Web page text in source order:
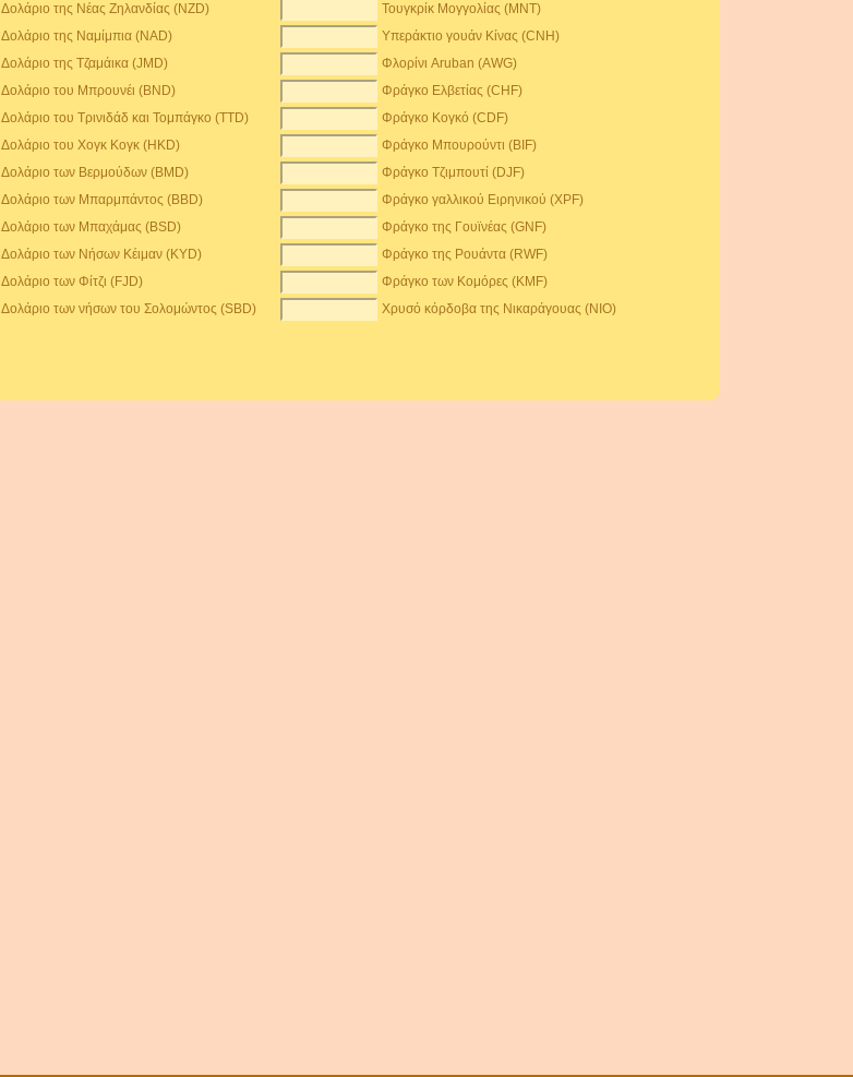
Δολάριο της Νέας Ζηλανδίας (NZD)
Τουγκρίκ Μογγολίας (MNT)
Δολάριο της Ναμίμπια (NAD)
Υπεράκτιο γουάν Κίνας (CNH)
Δολάριο της Τζαμάικα (JMD)
Φλορίνι Aruban (AWG)
Δολάριο του Μπρουνέι (BND)
Φράγκο Ελβετίας (CHF)
Δολάριο του Τρινιδάδ και Τομπάγκο (TTD)
Φράγκο Κογκό (CDF)
Δολάριο του Χογκ Κογκ (HKD)
Φράγκο Μπουρούντι (BIF)
Δολάριο των Βερμούδων (BMD)
Φράγκο Τζιμπουτί (DJF)
Δολάριο των Μπαρμπάντος (BBD)
Φράγκο γαλλικού Ειρηνικού (XPF)
Δολάριο των Μπαχάμας (BSD)
Φράγκο της Γουϊνέας (GNF)
Δολάριο των Νήσων Κέιμαν (KYD)
Φράγκο της Ρουάντα (RWF)
Δολάριο των Φίτζι (FJD)
Φράγκο των Κομόρες (KMF)
Δολάριο των νήσων του Σολομώντος (SBD) Χρυσό κόρδοβα της Νικαράγουας (NIO)